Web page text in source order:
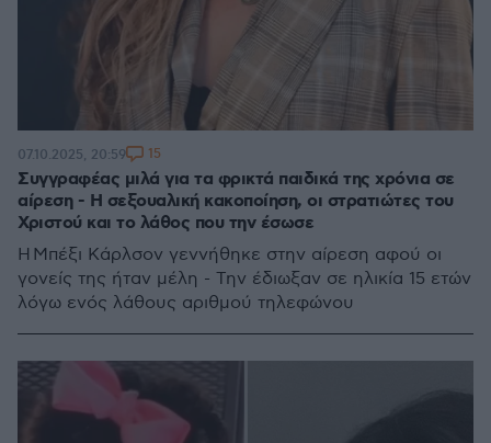
Συγγραφέας μιλά για τα φρικτά παιδικά της χρόνια σε
αίρεση - Η σεξουαλική κακοποίηση, οι στρατιώτες του
Χριστού και το λάθος που την έσωσε
Η Μπέξι Κάρλσον γεννήθηκε στην αίρεση αφού οι
γονείς της ήταν μέλη - Την έδιωξαν σε ηλικία 15 ετών
λόγω ενός λάθους αριθμού τηλεφώνου
07.10.2025, 20:59 15